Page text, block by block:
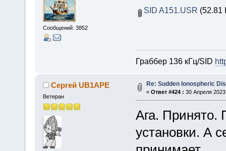
Сообщений: 3852
SID A151.USR (52.81
Граббер 136 кГц/SID
Сергей UB1APE
Ветеран
Re: Sudden Ionospheric
« Ответ #424 : 30 Апреля
Ага. Принято.
установки. А